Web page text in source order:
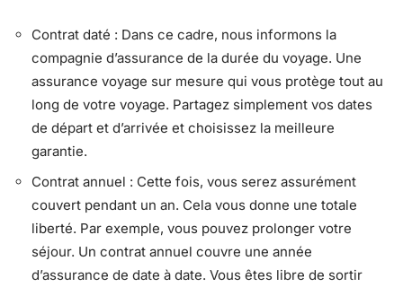
Contrat daté : Dans ce cadre, nous informons la
compagnie d’assurance de la durée du voyage. Une
assurance voyage sur mesure qui vous protège tout au
long de votre voyage. Partagez simplement vos dates
de départ et d’arrivée et choisissez la meilleure
garantie.
Contrat annuel : Cette fois, vous serez assurément
couvert pendant un an. Cela vous donne une totale
liberté. Par exemple, vous pouvez prolonger votre
séjour. Un contrat annuel couvre une année
d’assurance de date à date. Vous êtes libre de sortir